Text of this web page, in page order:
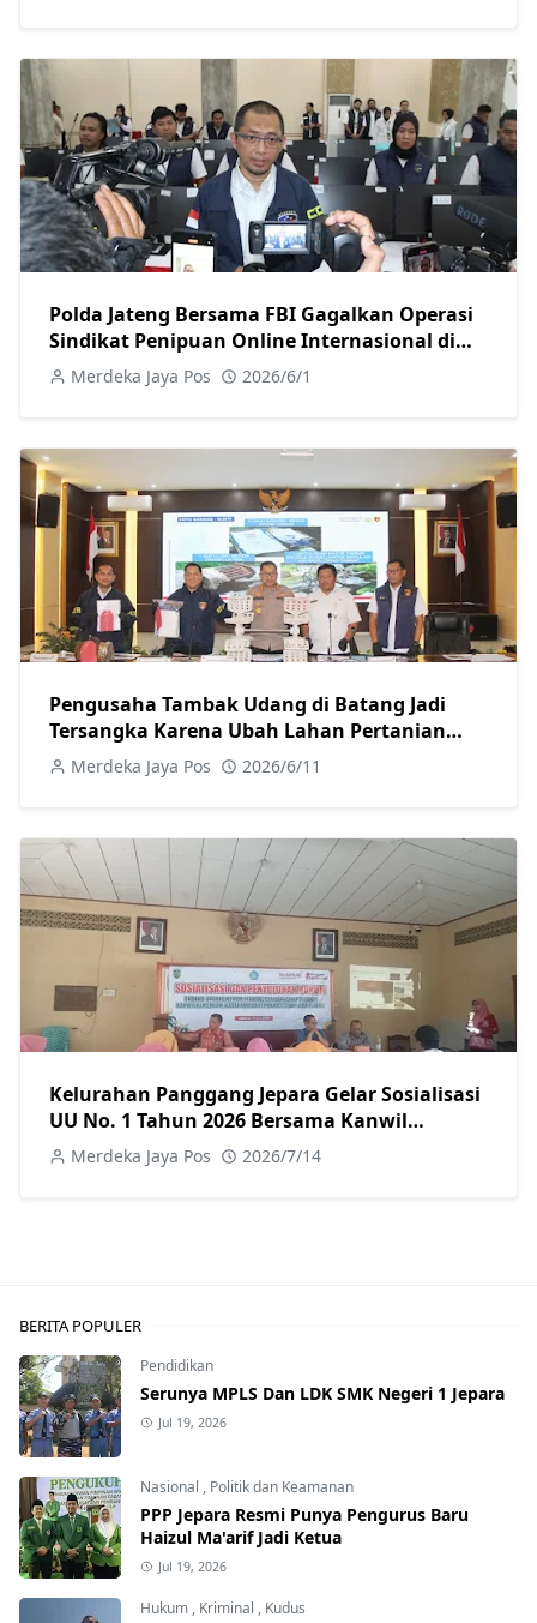
Polda Jateng Bersama FBI Gagalkan Operasi
Sindikat Penipuan Online Internasional di
Solo Raya
Merdeka Jaya Pos 2026/6/1
Pengusaha Tambak Udang di Batang Jadi
Tersangka Karena Ubah Lahan Pertanian
Secara Ilegal
Merdeka Jaya Pos 2026/6/11
Kelurahan Panggang Jepara Gelar Sosialisasi
UU No. 1 Tahun 2026 Bersama Kanwil
Kemenkum
Merdeka Jaya Pos 2026/7/14
BERITA POPULER
Pendidikan
Serunya MPLS Dan LDK SMK Negeri 1 Jepara
Jul 19, 2026
Nasional , Politik dan Keamanan
PPP Jepara Resmi Punya Pengurus Baru
Haizul Ma'arif Jadi Ketua
Jul 19, 2026
Hukum , Kriminal , Kudus